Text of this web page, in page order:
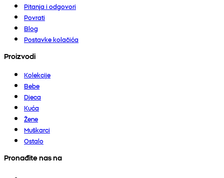
Pitanja i odgovori
Povrati
Blog
Postavke kolačića
Proizvodi
Kolekcije
Bebe
Djeca
Kuća
Žene
Muškarci
Ostalo
Pronađite nas na